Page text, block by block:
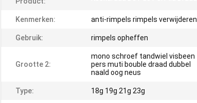
Kenmerken: anti-rimpels rimpels verwijderen
Gebruik: rimpels opheffen
Grootte 2:
mono schroef tandwiel visbeen
pers muti bouble draad dubbel
naald oog neus
Type: 18g 19g 21g 23g